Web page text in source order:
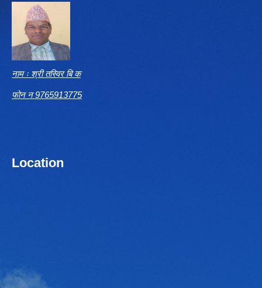
नाम ः श्री तस्विर बि क
फोन न 9765913775
Location